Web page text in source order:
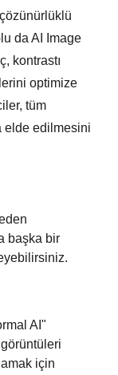
da AI Image
kontrastı
optimize
tüm
elde edilmesini
başka bir
AI"
için